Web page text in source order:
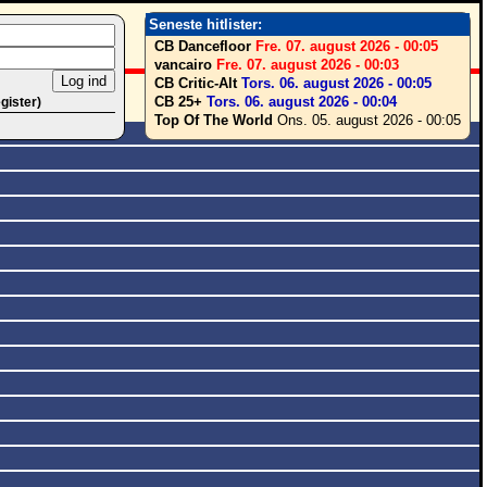
Seneste hitlister:
CB Dancefloor Fre. 07. august 2026 - 00:05
vancairo Fre. 07. august 2026 - 00:03
CB Critic-Alt Tors. 06. august 2026 - 00:05
CB 25+ Tors. 06. august 2026 - 00:04
Top Of The World Ons. 05. august 2026 - 00:05